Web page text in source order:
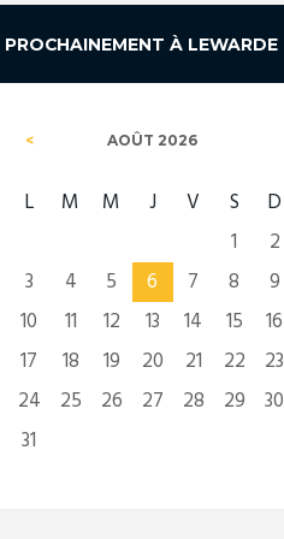
PROCHAINEMENT À LEWARDE
AOÛT 2026
L M M J V S
D
1
2
3
4 5 6 7 8
9
10
11 12 13 14 15
16
17
18 19 20 21 22
23
24
25 26 27 28 29
30
31